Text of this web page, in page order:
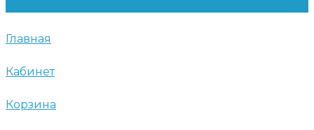
Главная
Кабинет
Корзина